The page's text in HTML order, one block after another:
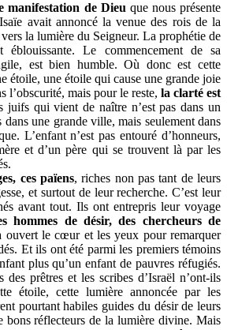
manifestation de Dieu que nous présente
avait annoncé la venue des rois de la
la lumière du Seigneur. La prophétie de
éblouissante. Le commencement de sa
est bien humble. Où donc est cette
étoile, une étoile qui cause une grande joie
l’obscurité, mais pour le reste, la clarté est
juifs qui vient de naître n’est pas dans un
dans une grande ville, mais seulement dans
L’enfant n’est pas entouré d’honneurs,
et d’un père qui se trouvent là par les
ces païens, riches non pas tant de leurs
et surtout de leur recherche. C’est leur
avant tout. Ils ont entrepris leur voyage
hommes de désir, des chercheurs de
ouvert le cœur et les yeux pour remarquer
Et ils ont été parmi les premiers témoins
plus qu’un enfant de pauvres réfugiés.
prêtres et les scribes d’Israël n’ont-ils
étoile, cette lumière annoncée par les
pourtant habiles guides du désir de leurs
bons réflecteurs de la lumière divine. Mais